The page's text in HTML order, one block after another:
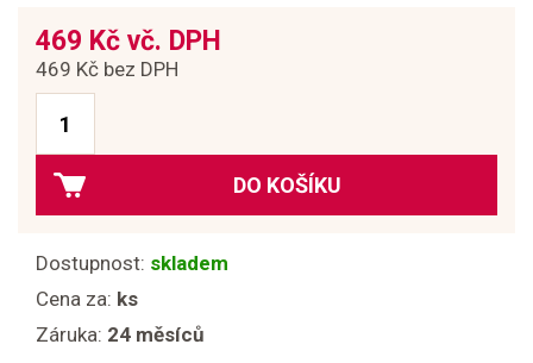
469 Kč vč. DPH
469 Kč bez DPH
DO KOŠÍKU
Dostupnost: skladem
Cena za: ks
Záruka: 24 měsíců